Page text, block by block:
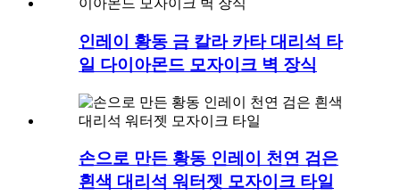
인레이 황동 금 칼라 카타 대리석 타
일 다이아몬드 모자이크 벽 장식
손으로 만든 황동 인레이 천연 검은
흰색 대리석 워터젯 모자이크 타일